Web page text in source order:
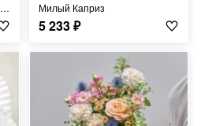
Милый Каприз
5 233₽